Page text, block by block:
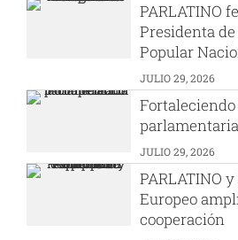
PARLATINO
Presidenta
Popular
JULIO 29, 2026
parlamentaria
JULIO 29, 2026
PARLATINO
Europeo
cooperación